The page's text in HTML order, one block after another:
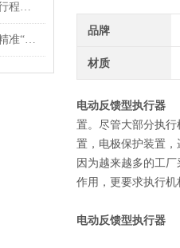
品牌
材质
电动反馈型执行器
置。尽管大部分执
置，电极保护装置
因为越来越多的工
作用，更要求执行
电动反馈型执行器
气动技术在工业中的重要性：角行程插板阀的应用解析
伺服电机调节阀：工业自动化的精准“指挥官”